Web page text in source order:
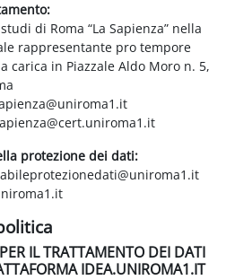
di Roma “La Sapienza” nella
rappresentante pro tempore
carica in Piazzale Aldo Moro n. 5,
protezione dei dati:
IL TRATTAMENTO DEI DATI
IDEA.UNIROMA1.IT